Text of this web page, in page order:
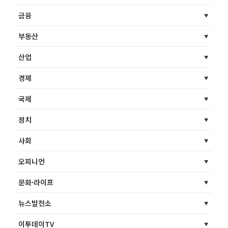
금융
부동산
산업
경제
국제
정치
사회
오피니언
문화·라이프
뉴스발전소
이투데이TV